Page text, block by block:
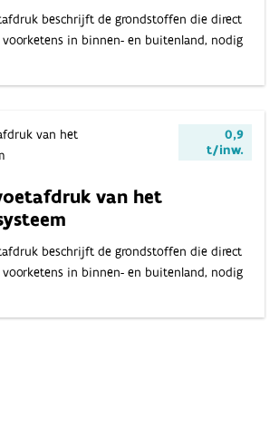
beschrijft de grondstoffen die direct
in binnen- en buitenland, nodig
0,9
t/inw.
van het
beschrijft de grondstoffen die direct
in binnen- en buitenland, nodig